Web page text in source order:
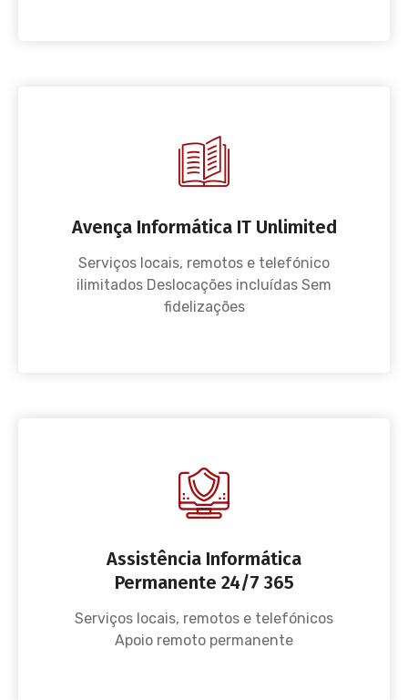
Avença Informática IT Unlimited
Serviços locais, remotos e telefónico
ilimitados Deslocações incluídas Sem
fidelizações
Assistência Informática
Permanente 24/7 365
Serviços locais, remotos e telefónicos
Apoio remoto permanente